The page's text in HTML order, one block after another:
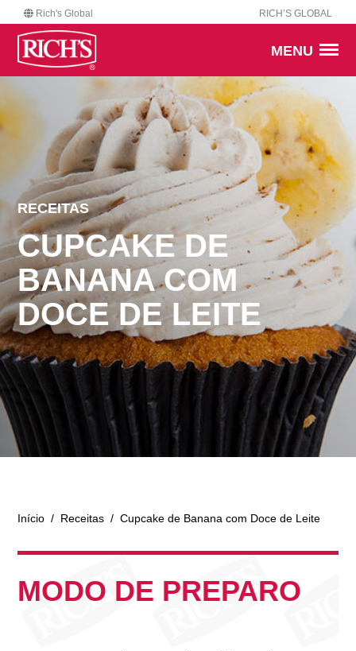
Rich's Global RICH’S GLOBAL
MENU
RECEITAS
CUPCAKE DE
BANANA COM
DOCE DE LEITE
Início / Receitas /Cupcake de Banana com Doce de Leite
MODO DE PREPARO